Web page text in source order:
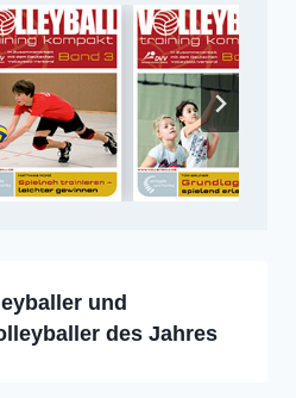
und
des Jahres